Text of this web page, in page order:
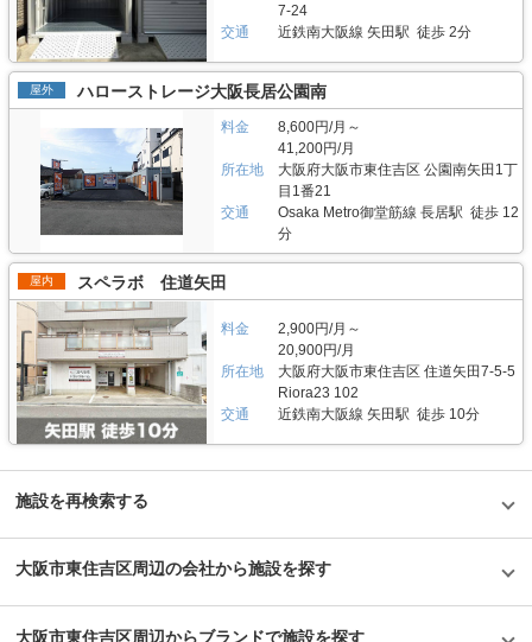
7-24
交通
近鉄南大阪線 矢田駅 徒歩 2分
屋外 ハローストレージ大阪長居公園南
料金
8,600円/月～
41,200円/月
所在地
大阪府大阪市東住吉区 公園南矢田1丁
目1番21
交通
Osaka Metro御堂筋線 長居駅 徒歩 12
分
屋内 スペラボ 住道矢田
料金
2,900円/月～
20,900円/月
所在地
大阪府大阪市東住吉区 住道矢田7-5-5
Riora23 102
交通
近鉄南大阪線 矢田駅 徒歩 10分
施設を再検索する
大阪市東住吉区周辺の会社から施設を探す
大阪市東住吉区周辺からブランドで施設を探す